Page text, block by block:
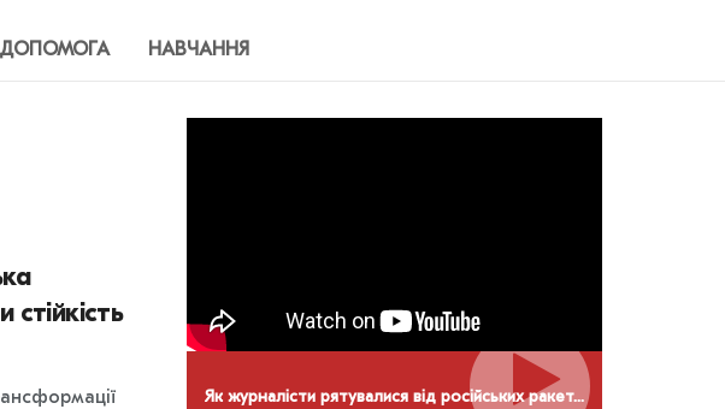
НАВЧАННЯ
Як журналісти рятувалися від російських ракет. Конференція НСЖУ в Дніпрі